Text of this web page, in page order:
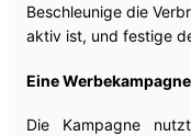
Beschleunige die
aktiv ist, und festige
Eine
Die Kampagne